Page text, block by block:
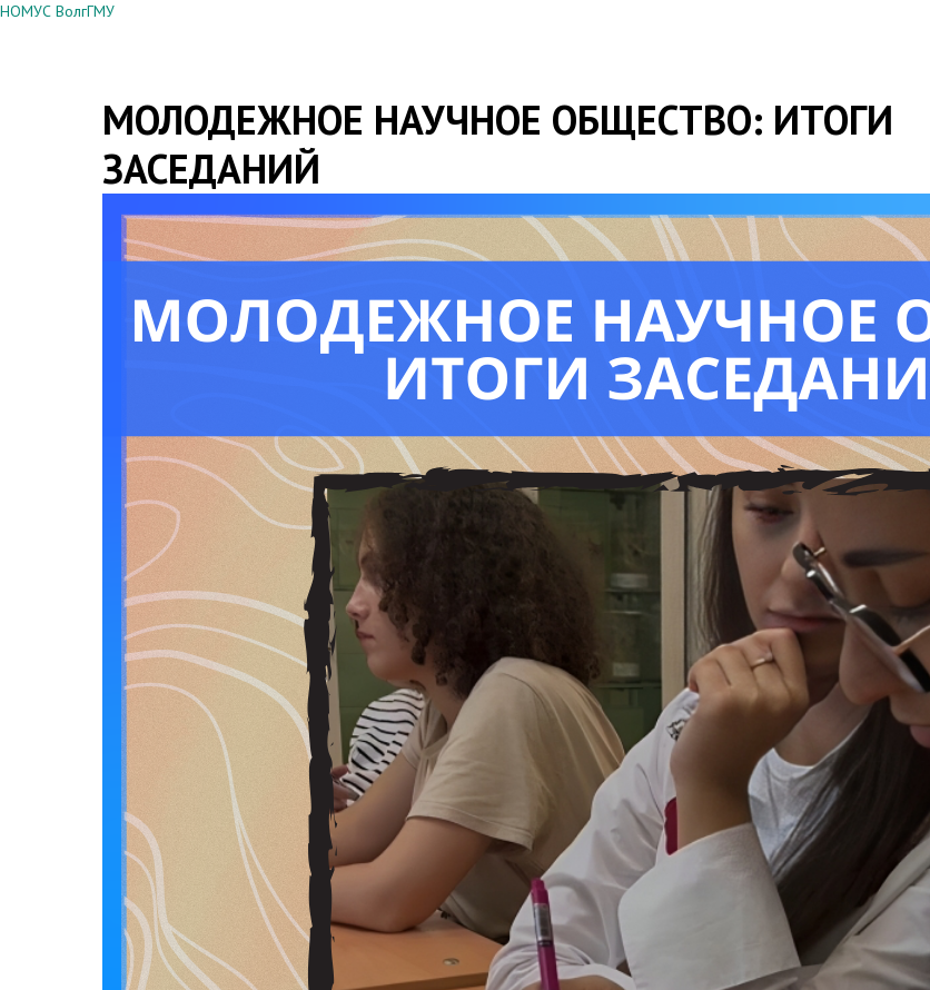
НОМУС ВолгГМУ
МОЛОДЕЖНОЕ НАУЧНОЕ ОБЩЕСТВО: ИТОГИ
ЗАСЕДАНИЙ